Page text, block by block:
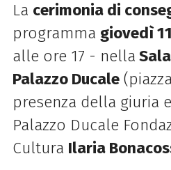
La cerimonia di
programma giovedì
alle ore 17 - nella
Palazzo Ducale
presenza della giuria
Palazzo Ducale
Cultura Ilaria